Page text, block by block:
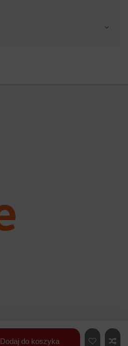
Dodaj do koszyka